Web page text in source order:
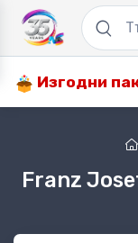
Изгодни
Franz